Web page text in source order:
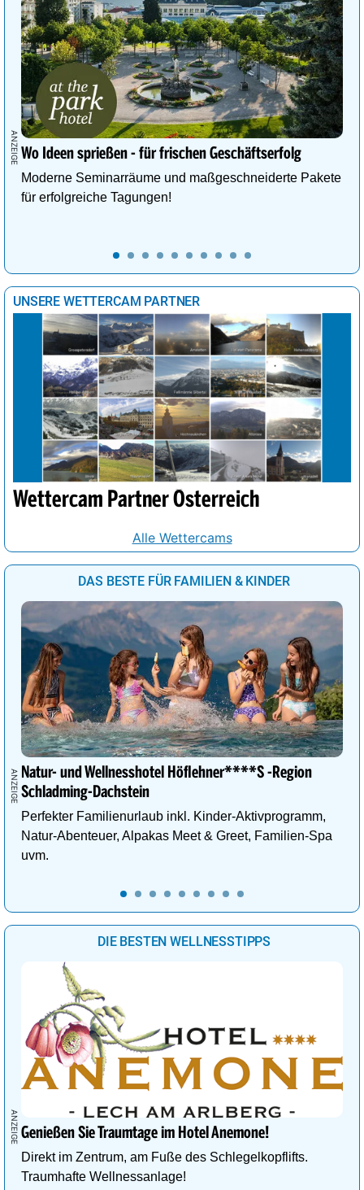
Wo Ideen sprießen - für frischen Geschäftserfolg
Moderne Seminarräume und maßgeschneiderte Pakete
für erfolgreiche Tagungen!
UNSERE WETTERCAM PARTNER
Wettercam Partner Österreich
Alle Wettercams
DAS BESTE FÜR FAMILIEN & KINDER
Natur- und Wellnesshotel Höflehner****S -Region
Schladming-Dachstein
Perfekter Familienurlaub inkl. Kinder-Aktivprogramm,
Natur-Abenteuer, Alpakas Meet & Greet, Familien-Spa
uvm.
DIE BESTEN WELLNESSTIPPS
Genießen Sie Traumtage im Hotel Anemone!
Direkt im Zentrum, am Fuße des Schlegelkopflifts.
Traumhafte Wellnessanlage!